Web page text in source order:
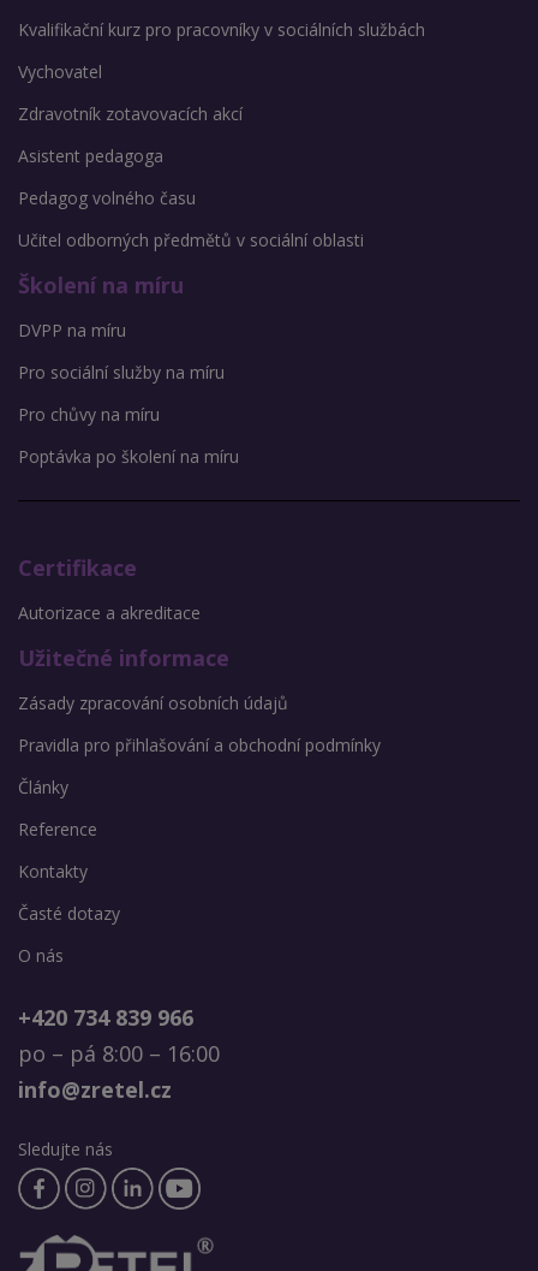
Kvalifikační kurz pro pracovníky v sociálních službách
Vychovatel
Zdravotník zotavovacích akcí
Asistent pedagoga
Pedagog volného času
Učitel odborných předmětů v sociální oblasti
Školení na míru
DVPP na míru
Pro sociální služby na míru
Pro chůvy na míru
Poptávka po školení na míru
Certifikace
Autorizace a akreditace
Užitečné informace
Zásady zpracování osobních údajů
Pravidla pro přihlašování a obchodní podmínky
Články
Reference
Kontakty
Časté dotazy
O nás
+420 734 839 966
po – pá 8:00 – 16:00
info@zretel.cz
Sledujte nás